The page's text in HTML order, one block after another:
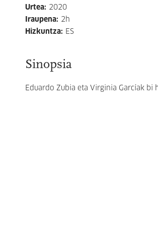
Urtea: 2020
Iraupena: 2h
Hizkuntza: ES
Sinopsia
Eduardo Zubia eta Virginia Garcíak